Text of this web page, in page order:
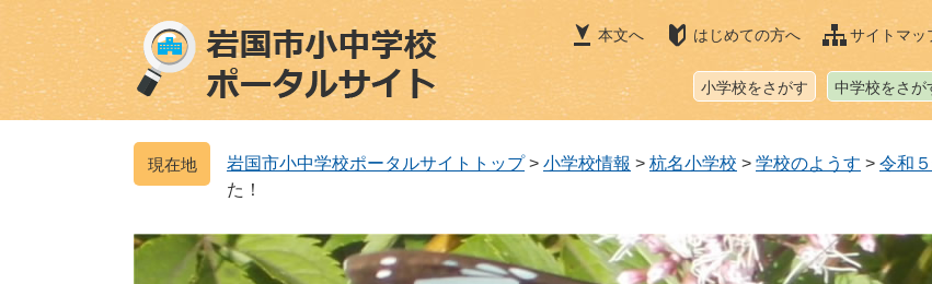
ジ
の
先
ュ
ー
を
本文へ はじめての方へ サイトマッ
小学校をさがす 中学校をさが
岩国市小中学校ポータルサイトトップ > 小学校情報 > 杭名小学校 > 学校のようす > 令和
た！